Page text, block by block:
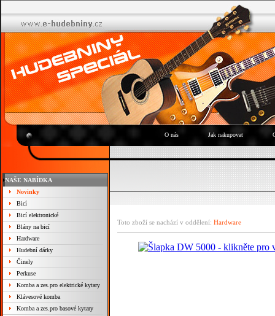
O nás Jak nakupovat
NAŠE NABÍDKA
Novinky
Bicí
Bicí elektronické
Blány na bicí
Hardware
Hudební dárky
Činely
Perkuse
Komba a zes.pro elektrické kytary
Klávesové komba
Komba a zes.pro basové kytary
Toto zboží se nachází v oddělení: Hardware